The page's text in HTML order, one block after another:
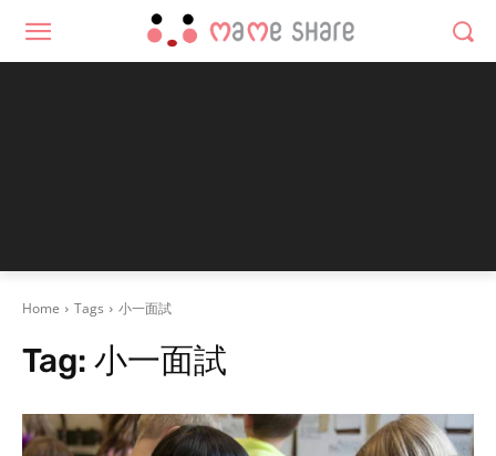
Home Tags 小一面試
Tag: 小一面試